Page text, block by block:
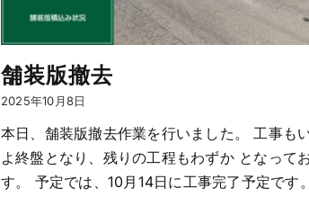
舗装版撤去
2025年10月8日
本日、舗装版撤去作業を行いました。 工事も
よ終盤となり、残りの工程もわずか となって
す。 予定では、10月14日に工事完了予定です